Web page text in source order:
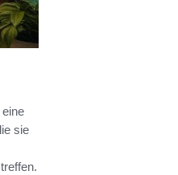
sie